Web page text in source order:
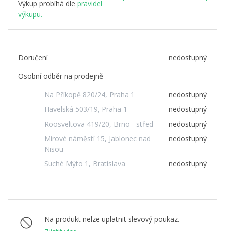
Výkup probíhá dle pravidel
výkupu.
Doručení
nedostupný
Osobní odběr na prodejně
Na Příkopě 820/24, Praha 1
nedostupný
Havelská 503/19, Praha 1
nedostupný
Roosveltova 419/20, Brno - střed
nedostupný
Mírové náměstí 15, Jablonec nad
Nisou
nedostupný
Suché Mýto 1, Bratislava nedostupný
Na produkt nelze uplatnit slevový poukaz.